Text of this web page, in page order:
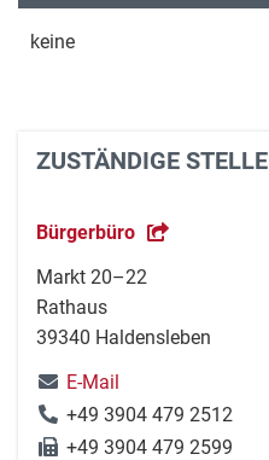
keine
ZUSTÄNDIGE STELLE
Bürgerbüro
Markt 20–22
Rathaus
39340 Haldensleben
E-Mail
+49 3904 479 2512
+49 3904 479 2599